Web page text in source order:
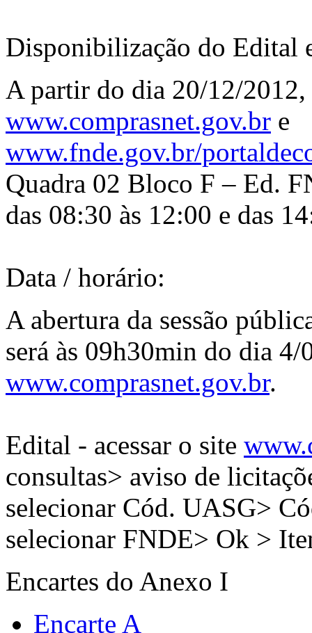
Disponibilização do Edital
A partir do dia 20/12/2012,
www.comprasnet.gov.br e
www.fnde.gov.br/
Quadra 02 Bloco F – Ed.
das 08:30 às 12:00 e das
Data / horário:
A abertura da sessão
será às 09h30min do dia
www.comprasnet.gov.br.
Edital - acessar o site
consultas> aviso de
selecionar Cód. UASG>
selecionar FNDE> Ok >
Encartes do Anexo I
Encarte A